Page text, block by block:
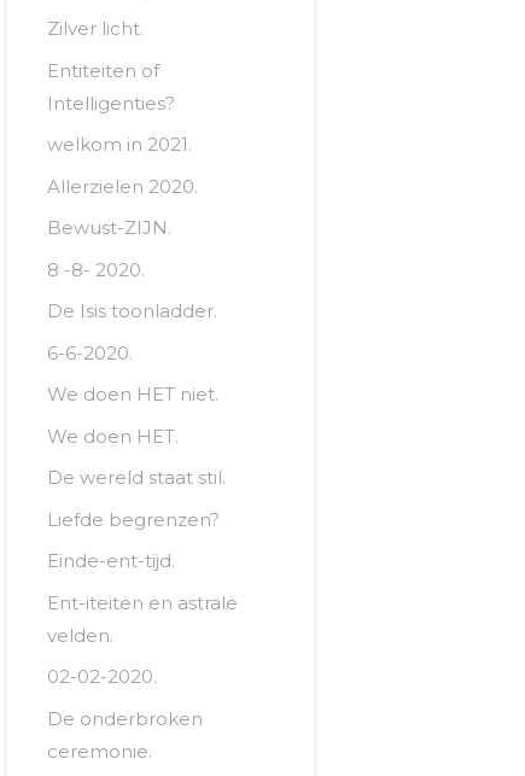
Zilver licht.
Entiteiten of
Intelligenties?
welkom in 2021.
Allerzielen 2020.
Bewust-ZIJN.
8 -8- 2020.
De Isis toonladder.
6-6-2020.
We doen HET niet.
We doen HET.
De wereld staat stil.
Liefde begrenzen?
Einde-ent-tijd.
Ent-iteiten en astrale
velden.
02-02-2020.
De onderbroken
ceremonie.